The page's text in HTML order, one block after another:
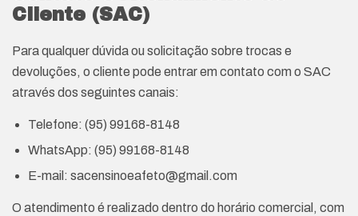
Cliente (SAC)
Para qualquer dúvida ou solicitação sobre trocas e
devoluções, o cliente pode entrar em contato com o SAC
através dos seguintes canais:
Telefone: (95) 99168-8148
WhatsApp: (95) 99168-8148
E-mail: sacensinoeafeto@gmail.com
O atendimento é realizado dentro do horário comercial, com